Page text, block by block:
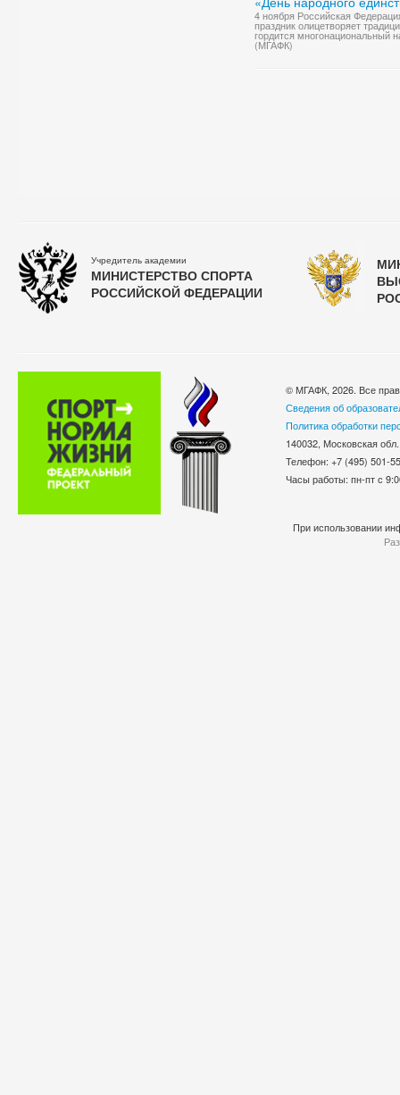
4 ноября Российская
праздник олицетворяет
гордится многонациональный
(МГАФК)
Учредитель академии
МИНИСТЕРСТВО СПОРТА
РОССИЙСКОЙ ФЕДЕРАЦИИ
© МГАФК, 2026. Все
Сведения об
Политика обработки
140032, Московская
Телефон: +7 (495)
Часы работы: пн-пт с
При использовании